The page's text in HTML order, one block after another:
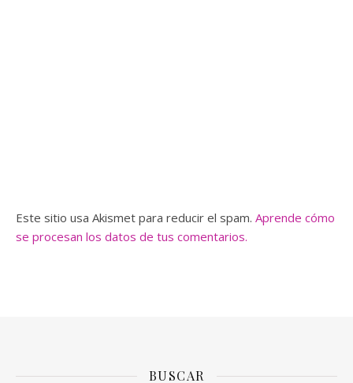
Este sitio usa Akismet para reducir el spam. Aprende cómo
se procesan los datos de tus comentarios.
BUSCAR